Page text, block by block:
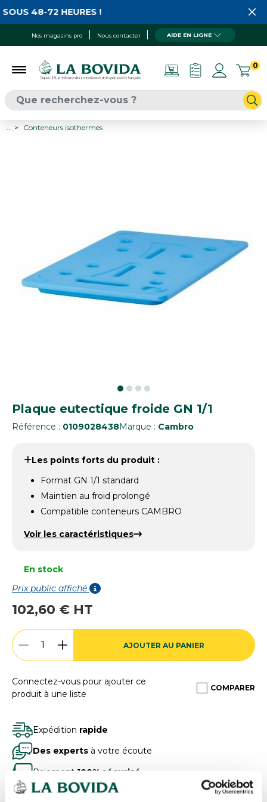
Nos magasins pro Nous contacter AIDE EN LIGNE
0
48-72 HEURES !
Conteneurs isothermes
Plaque eutectique froide GN 1/1
Référence : 0109028438Marque : Cambro
Les points forts du produit :
Format GN 1/1 standard
Maintien au froid prolongé
Compatible conteneurs CAMBRO
Voir les caractéristiques
En stock
Prix public affiché
102,60 € HT
AJOUTER AU PANIER
Connectez-vous pour ajouter ce
produit à une liste
COMPARER
Expédition rapide
Des experts à votre écoute
Paiement 100% sécurisé
Devisgratuits